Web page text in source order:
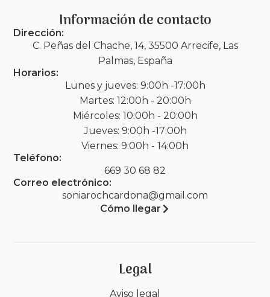
Información de contacto
Dirección:
C. Peñas del Chache, 14, 35500 Arrecife, Las
Palmas, España
Horarios:
Lunes y jueves: 9:00h -17:00h
Martes: 12:00h - 20:00h
Miércoles: 10:00h - 20:00h
Jueves: 9:00h -17:00h
Viernes: 9:00h - 14:00h
Teléfono:
669 30 68 82
Correo electrónico:
soniarochcardona@gmail.com
Cómo llegar
Legal
Aviso legal